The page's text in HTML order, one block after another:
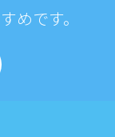
めです。